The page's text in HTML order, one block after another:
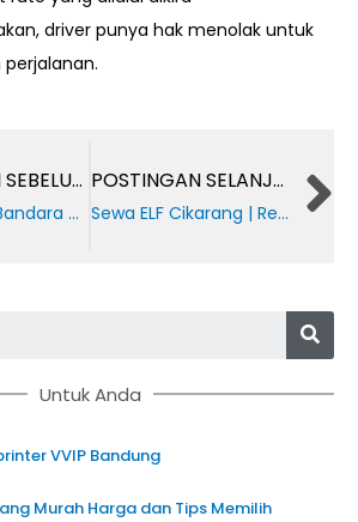
driver punya hak menolak untuk
POSTINGAN SEBELUMNYA
Sewa BUS di Bandara CGK Soekarno – Hatta | Rental BUS Airport
POSTINGAN SELANJUTNYA
Sewa ELF Cikarang | Rental Isuzu ELF Cikarang
Untuk Anda
VVIP Bandung
Murah Harga dan Tips Memilih